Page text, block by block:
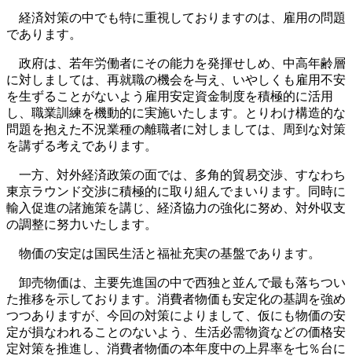
経済対策の中でも特に重視しておりますのは、雇用の問題
であります。
政府は、若年労働者にその能力を発揮せしめ、中高年齢層
に対しましては、再就職の機会を与え、いやしくも雇用不安
を生ずることがないよう雇用安定資金制度を積極的に活用
し、職業訓練を機動的に実施いたします。とりわけ構造的な
問題を抱えた不況業種の離職者に対しましては、周到な対策
を講ずる考えであります。
一方、対外経済政策の面では、多角的貿易交渉、すなわち
東京ラウンド交渉に積極的に取り組んでまいります。同時に
輸入促進の諸施策を講じ、経済協力の強化に努め、対外収支
の調整に努力いたします。
物価の安定は国民生活と福祉充実の基盤であります。
卸売物価は、主要先進国の中で西独と並んで最も落ちつい
た推移を示しております。消費者物価も安定化の基調を強め
つつありますが、今回の対策によりまして、仮にも物価の安
定が損なわれることのないよう、生活必需物資などの価格安
定対策を推進し、消費者物価の本年度中の上昇率を七％台に